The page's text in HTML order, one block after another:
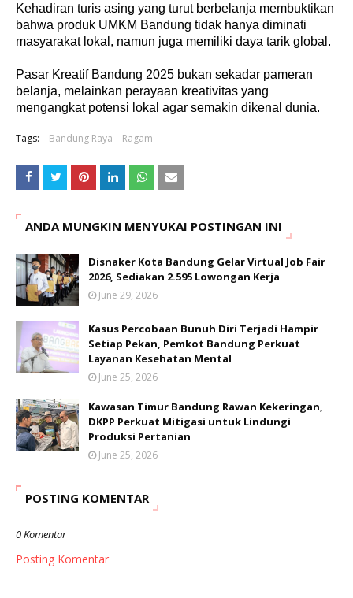
Kehadiran turis asing yang turut berbelanja membuktikan
bahwa produk UMKM Bandung tidak hanya diminati
masyarakat lokal, namun juga memiliki daya tarik global.
Pasar Kreatif Bandung 2025 bukan sekadar pameran
belanja, melainkan perayaan kreativitas yang
mengangkat potensi lokal agar semakin dikenal dunia.
Tags: Bandung Raya Ragam
ANDA MUNGKIN MENYUKAI POSTINGAN INI
Disnaker Kota Bandung Gelar Virtual Job Fair
2026, Sediakan 2.595 Lowongan Kerja
June 29, 2026
Kasus Percobaan Bunuh Diri Terjadi Hampir
Setiap Pekan, Pemkot Bandung Perkuat
Layanan Kesehatan Mental
June 25, 2026
Kawasan Timur Bandung Rawan Kekeringan,
DKPP Perkuat Mitigasi untuk Lindungi
Produksi Pertanian
June 25, 2026
POSTING KOMENTAR
0 Komentar
Posting Komentar